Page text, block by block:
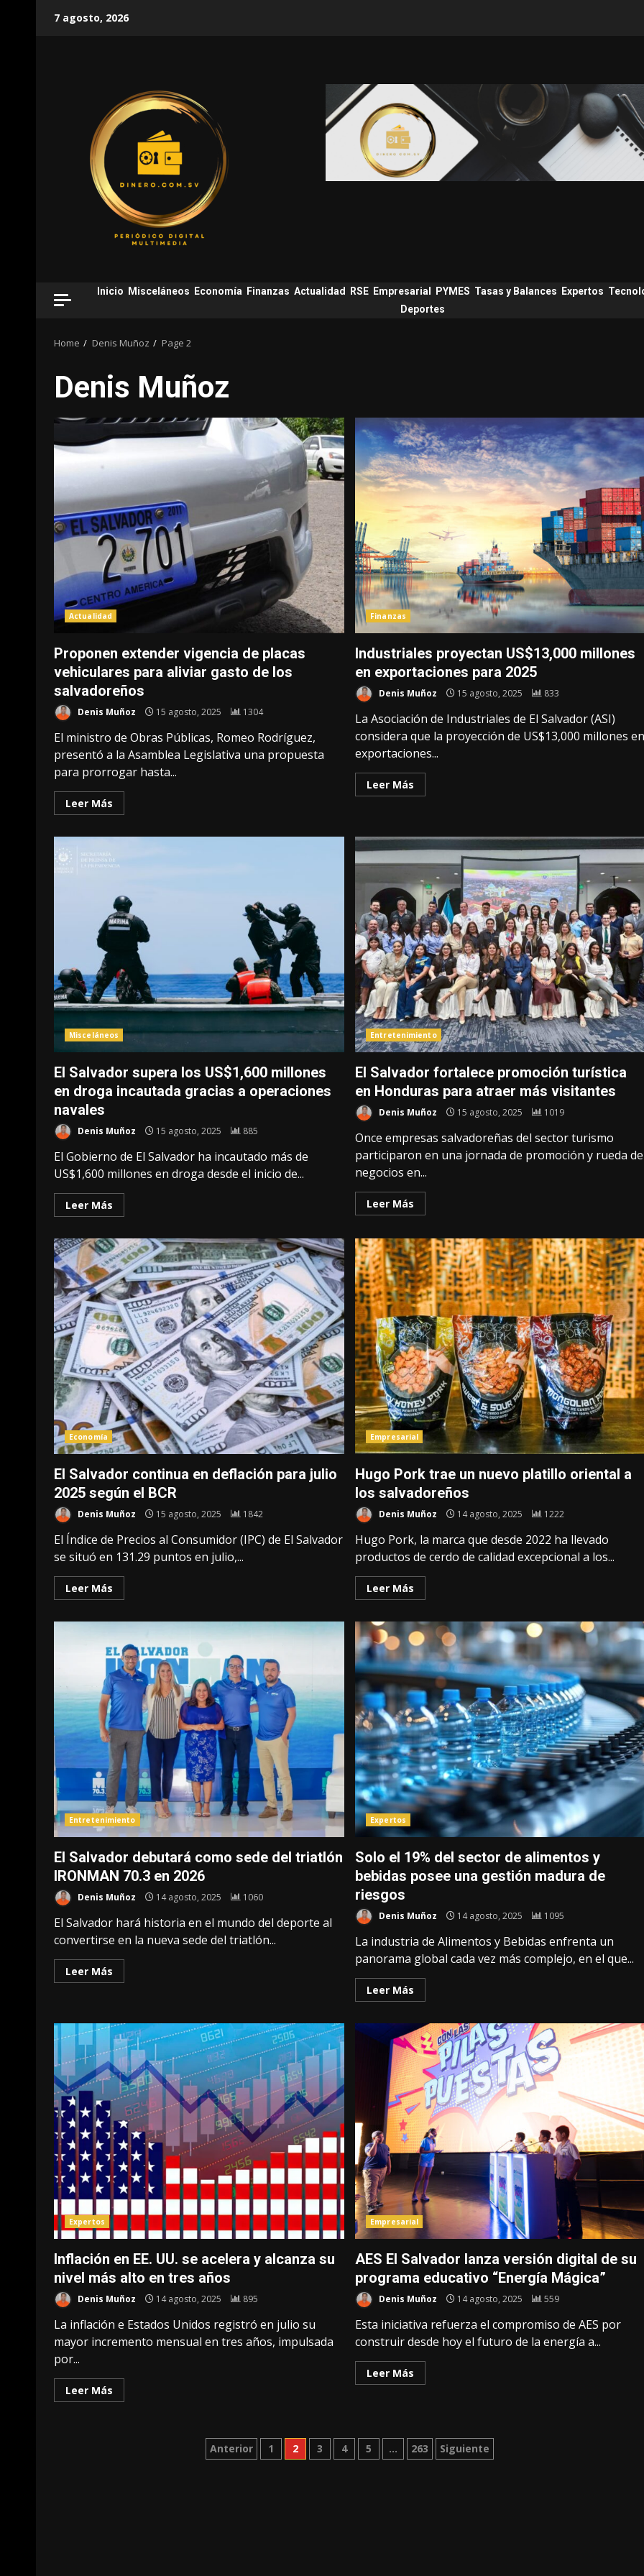
7 agosto, 2026
Inicio Misceláneos Economía Finanzas Actualidad RSE Empresarial PYMES Tasas y Balances Expertos
Deportes
Home Denis Muñoz Page 2
Denis Muñoz
Actualidad
Proponen extender vigencia de placas
vehiculares para aliviar gasto de los
salvadoreños
Denis Muñoz 15 agosto, 2025 1304
El ministro de Obras Públicas, Romeo Rodríguez,
presentó a la Asamblea Legislativa una propuesta
para prorrogar hasta...
Leer Más
Finanzas
Industriales proyectan US$13,000 millones
en exportaciones para 2025
Denis Muñoz 15 agosto, 2025 833
La Asociación de Industriales de El Salvador (ASI)
considera que la proyección de US$13,000 millones
exportaciones...
Leer Más
Misceláneos
El Salvador supera los US$1,600 millones
en droga incautada gracias a operaciones
navales
Denis Muñoz 15 agosto, 2025 885
El Gobierno de El Salvador ha incautado más de
US$1,600 millones en droga desde el inicio de...
Leer Más
Entretenimiento
El Salvador fortalece promoción turística
en Honduras para atraer más visitantes
Denis Muñoz 15 agosto, 2025 1019
Once empresas salvadoreñas del sector turismo
participaron en una jornada de promoción y rueda de
negocios en...
Leer Más
Economía
El Salvador continua en deflación para julio
2025 según el BCR
Denis Muñoz 15 agosto, 2025 1842
El Índice de Precios al Consumidor (IPC) de El Salvador
se situó en 131.29 puntos en julio,...
Leer Más
Empresarial
Hugo Pork trae un nuevo platillo oriental a
los salvadoreños
Denis Muñoz 14 agosto, 2025 1222
Hugo Pork, la marca que desde 2022 ha llevado
productos de cerdo de calidad excepcional a los...
Leer Más
Entretenimiento
El Salvador debutará como sede del triatlón
IRONMAN 70.3 en 2026
Denis Muñoz 14 agosto, 2025 1060
El Salvador hará historia en el mundo del deporte al
convertirse en la nueva sede del triatlón...
Leer Más
Expertos
Solo el 19% del sector de alimentos y
bebidas posee una gestión madura de
riesgos
Denis Muñoz 14 agosto, 2025 1095
La industria de Alimentos y Bebidas enfrenta un
panorama global cada vez más complejo, en el que...
Leer Más
Expertos
Inflación en EE. UU. se acelera y alcanza su
nivel más alto en tres años
Denis Muñoz 14 agosto, 2025 895
La inflación e Estados Unidos registró en julio su
mayor incremento mensual en tres años, impulsada
por...
Leer Más
Empresarial
AES El Salvador lanza versión digital de su
programa educativo “Energía Mágica”
Denis Muñoz 14 agosto, 2025 559
Esta iniciativa refuerza el compromiso de AES por
construir desde hoy el futuro de la energía a...
Leer Más
Paginación
Anterior 1 2 3 4 5 … 263 Siguiente